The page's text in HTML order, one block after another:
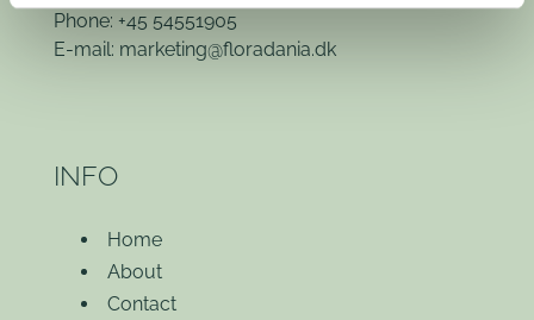
Phone: +45 54551905
E-mail: marketing@floradania.dk
INFO
Home
About
Contact